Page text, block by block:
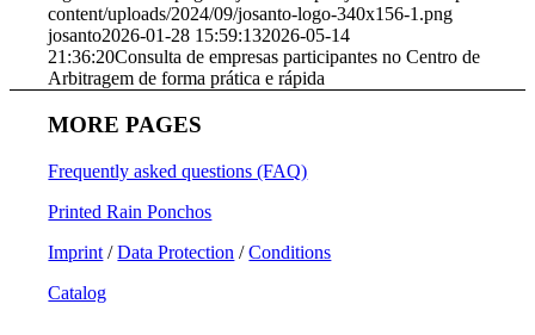
content/uploads/2024/09/josanto-logo-340x156-1.png
josanto2026-01-28 15:59:132026-05-14
21:36:20Consulta de empresas participantes no Centro de
Arbitragem de forma prática e rápida
MORE PAGES
Frequently asked questions (FAQ)
Printed Rain Ponchos
Imprint /Data Protection /Conditions
Catalog